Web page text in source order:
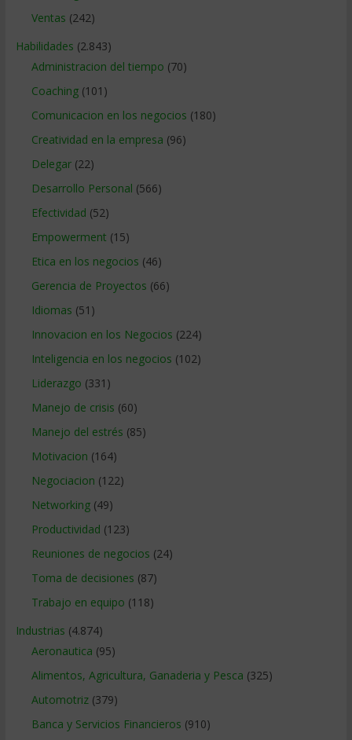
Ventas (242)
Habilidades (2.843)
Administracion del tiempo (70)
Coaching(101)
Comunicacion en los negocios (180)
Creatividad en la empresa (96)
Delegar(22)
Desarrollo Personal (566)
Efectividad (52)
Empowerment (15)
Etica en los negocios (46)
Gerencia de Proyectos (66)
Idiomas (51)
Innovacion en los Negocios (224)
Inteligencia en los negocios (102)
Liderazgo (331)
Manejo de crisis (60)
Manejo del estrés (85)
Motivacion (164)
Negociacion (122)
Networking(49)
Productividad (123)
Reuniones de negocios (24)
Toma de decisiones (87)
Trabajo en equipo (118)
Industrias (4.874)
Aeronautica (95)
Alimentos, Agricultura, Ganaderia y Pesca (325)
Automotriz(379)
Banca y Servicios Financieros (910)